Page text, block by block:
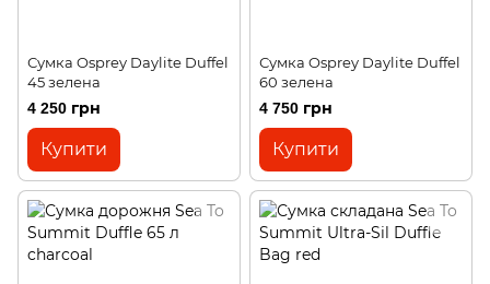
Сумка Osprey Daylite Duffel
45 зелена
4 250 грн
Купити
Сумка Osprey Daylite Duffel
60 зелена
4 750 грн
Купити